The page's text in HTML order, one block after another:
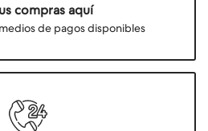
compras aquí
de pagos disponibles